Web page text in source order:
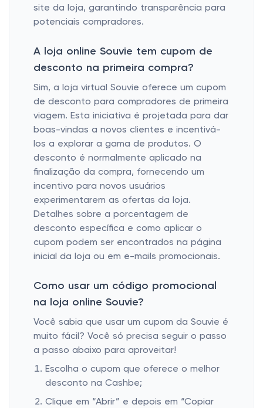
site da loja, garantindo transparência para
potenciais compradores.
A loja online Souvie tem cupom de
desconto na primeira compra?
Sim, a loja virtual Souvie oferece um cupom
de desconto para compradores de primeira
viagem. Esta iniciativa é projetada para dar
boas-vindas a novos clientes e incentivá-
los a explorar a gama de produtos. O
desconto é normalmente aplicado na
finalização da compra, fornecendo um
incentivo para novos usuários
experimentarem as ofertas da loja.
Detalhes sobre a porcentagem de
desconto específica e como aplicar o
cupom podem ser encontrados na página
inicial da loja ou em e-mails promocionais.
Como usar um código promocional
na loja online Souvie?
Você sabia que usar um cupom da Souvie é
muito fácil? Você só precisa seguir o passo
a passo abaixo para aproveitar!
Escolha o cupom que oferece o melhor
desconto na Cashbe;
Clique em “Abrir” e depois em “Copiar